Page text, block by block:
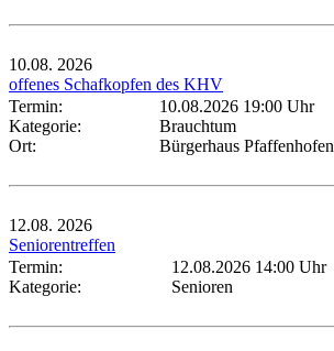
10.08. 2026
offenes Schafkopfen des KHV
Termin:
10.08.2026 19:00 Uhr
Kategorie:
Brauchtum
Ort:
Bürgerhaus Pfaffenhofen
12.08. 2026
Seniorentreffen
Termin:
12.08.2026 14:00 Uhr
Kategorie:
Senioren